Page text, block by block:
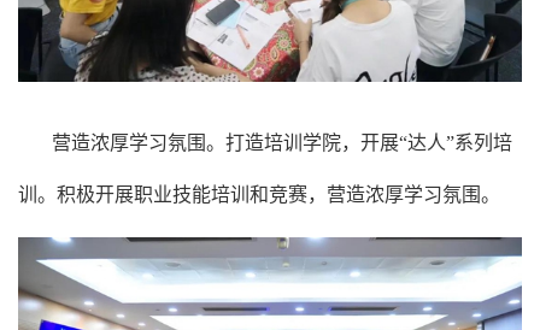
营造浓厚学习氛围。打造培训学院，开展“达人”系列培
训。积极开展职业技能培训和竞赛，营造浓厚学习氛围。